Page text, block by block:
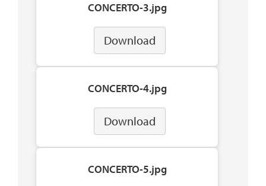
CONCERTO-3.jpg
Download
CONCERTO-4.jpg
Download
CONCERTO-5.jpg